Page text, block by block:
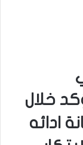
خلال
ادائه